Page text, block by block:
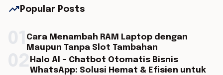
trending_up Popular Posts
Cara Menambah RAM Laptop dengan
Maupun Tanpa Slot Tambahan
Halo AI – Chatbot Otomatis Bisnis
WhatsApp: Solusi Hemat & Efisien untuk